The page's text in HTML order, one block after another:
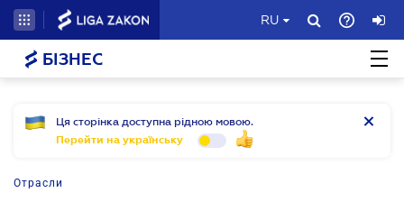
RU
БІЗНЕС
Ця сторінка доступна рідною мовою.
Перейти на українську
Отрасли